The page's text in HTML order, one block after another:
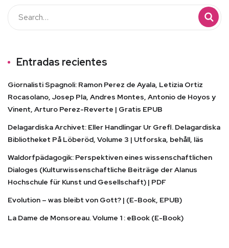
Entradas recientes
Giornalisti Spagnoli: Ramon Perez de Ayala, Letizia Ortiz
Rocasolano, Josep Pla, Andres Montes, Antonio de Hoyos y
Vinent, Arturo Perez-Reverte | Gratis EPUB
Delagardiska Archivet: Eller Handlingar Ur Grefl. Delagardiska
Bibliotheket På Löberöd, Volume 3 | Utforska, behåll, läs
Waldorfpädagogik: Perspektiven eines wissenschaftlichen
Dialoges (Kulturwissenschaftliche Beiträge der Alanus
Hochschule für Kunst und Gesellschaft) | PDF
Evolution – was bleibt von Gott? | (E-Book, EPUB)
La Dame de Monsoreau. Volume 1 : eBook (E-Book)